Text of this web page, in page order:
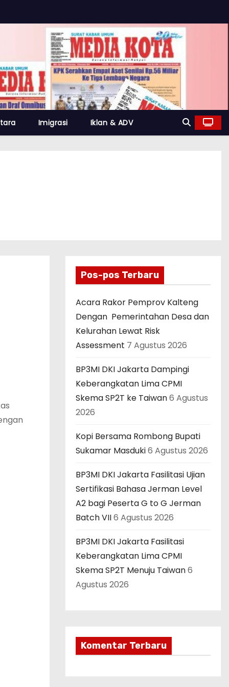
Imigrasi Iklan & ADV
Pos-pos Terbaru
Acara Rakor Pemprov Kalteng
Dengan Pemerintahan Desa dan
Kelurahan Lewat Risk
Assessment 7 Agustus 2026
BP3MI DKI Jakarta Dampingi
Keberangkatan Lima CPMI
Skema SP2T ke Taiwan6 Agustus
2026
Kopi Bersama Rombong Bupati
Sukamar Masduki6 Agustus 2026
BP3MI DKI Jakarta Fasilitasi Ujian
Sertifikasi Bahasa Jerman Level
A2 bagi Peserta G to G Jerman
Batch VII6 Agustus 2026
BP3MI DKI Jakarta Fasilitasi
Keberangkatan Lima CPMI
Skema SP2T Menuju Taiwan6
Agustus 2026
Komentar Terbaru